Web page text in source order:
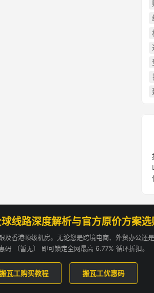
线路深度解析与官方原价方案选
香港顶级机房。无论您是跨境电商、外贸办公还
（暂无） 即可锁定全网最高 6.77% 循环折扣。
搬瓦工购买教程 搬瓦工优惠码